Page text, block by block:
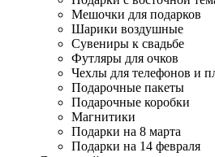
Мешочки для подарков
Шарики воздушные
Сувениры к свадьбе
Футляры для очков
Чехлы для телефонов и
Подарочные пакеты
Подарочные коробки
Магнитики
Подарки на 8 марта
Подарки на 14 февраля